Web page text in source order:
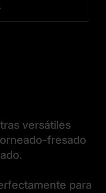
versátiles
fresado
para